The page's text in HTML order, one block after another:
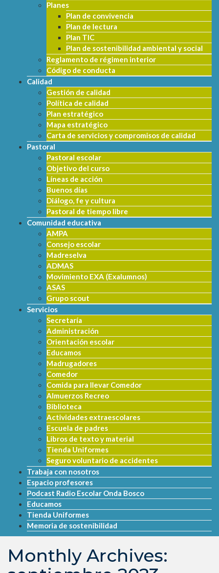
Planes
Plan de convivencia
Plan de lectura
Plan TIC
Plan de sostenibilidad ambiental y social
Reglamento de régimen interior
Código de conducta
Calidad
Gestión de calidad
Política de calidad
Plan estratégico
Mapa estratégico
Carta de servicios y compromisos de calidad
Pastoral
Pastoral escolar
Objetivo del curso
Líneas de acción
Buenos días
Diálogo, fe y cultura
Pastoral de tiempo libre
Comunidad educativa
AMPA
Consejo escolar
Madreselva
ADMAS
Movimiento EXA (Exalumnos)
ASAS
Grupo scout
Servicios
Secretaría
Administración
Orientación escolar
Educamos
Madrugadores
Comedor
Comida para llevar Comedor
Almuerzos Recreo
Biblioteca
Actividades extraescolares
Escuela de padres
Libros de texto y material
Tienda Uniformes
Seguro voluntario de accidentes
Trabaja con nosotros
Espacio profesores
Podcast Radio Escolar Onda Bosco
Educamos
Tienda Uniformes
Memoria de sostenibilidad
Monthly Archives: